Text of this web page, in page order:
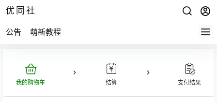
优同社
公告 萌新教程
我的购物车 结算 支付结果